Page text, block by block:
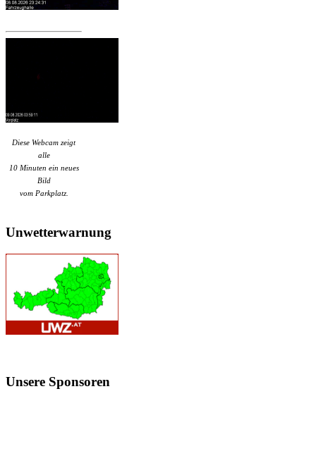
Diese Webcam zeigt
alle
10 Minuten ein neues
Bild
vom Parkplatz.
Unwetterwarnung
Unsere Sponsoren